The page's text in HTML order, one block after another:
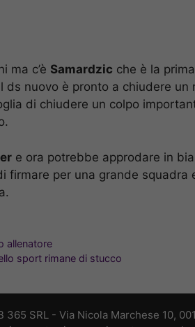
ma c’è Samardzic che è la
nuovo è pronto a chiudere un
di chiudere un colpo
e ora potrebbe approdare in
firmare per una grande squadra
allenatore
sport rimane di stucco
SRL - Via Nicola Marchese 10,